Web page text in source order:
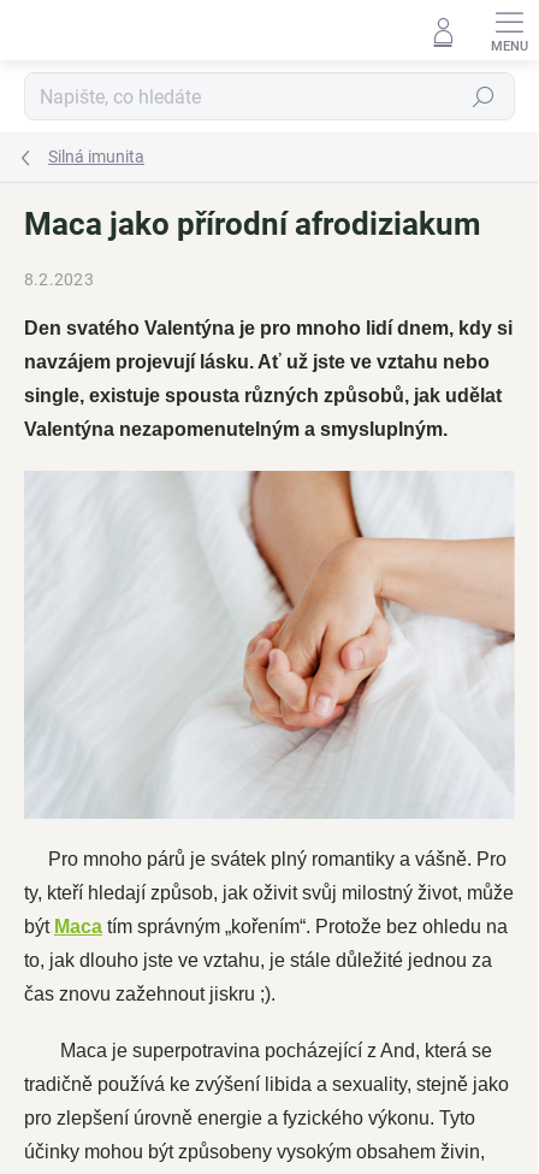
Hledat
Silná imunita
Maca jako přírodní afrodiziakum
8.2.2023
Den svatého Valentýna je pro mnoho lidí dnem, kdy si
navzájem projevují lásku. Ať už jste ve vztahu nebo
single, existuje spousta různých způsobů, jak udělat
Valentýna nezapomenutelným a smysluplným.
Pro mnoho párů je svátek plný romantiky a vášně. Pro
ty, kteří hledají způsob, jak oživit svůj milostný život, může
být Maca tím správným „kořením“. Protože bez ohledu na
to, jak dlouho jste ve vztahu, je stále důležité jednou za
čas znovu zažehnout jiskru ;).
Maca je superpotravina pocházející z And, která se
tradičně používá ke zvýšení libida a sexuality, stejně jako
pro zlepšení úrovně energie a fyzického výkonu. Tyto
účinky mohou být způsobeny vysokým obsahem živin,